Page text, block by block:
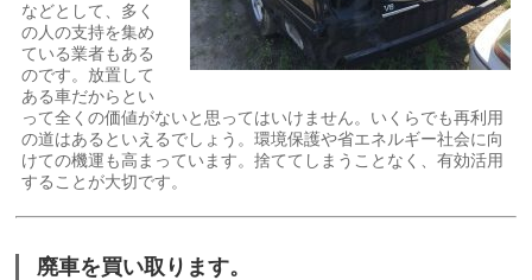
などとして、多く
の人の支持を集め
ている業者もある
のです。放置して
ある車だからとい
って全くの価値がないと思ってはいけません。いくらでも再利用
の道はあるといえるでしょう。環境保護や省エネルギー社会に向
けての機運も高まっています。捨ててしまうことなく、有効活用
することが大切です。
廃車を買い取ります。